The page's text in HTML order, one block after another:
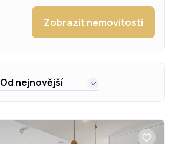
Zobrazit nemovitosti
Od nejnovější